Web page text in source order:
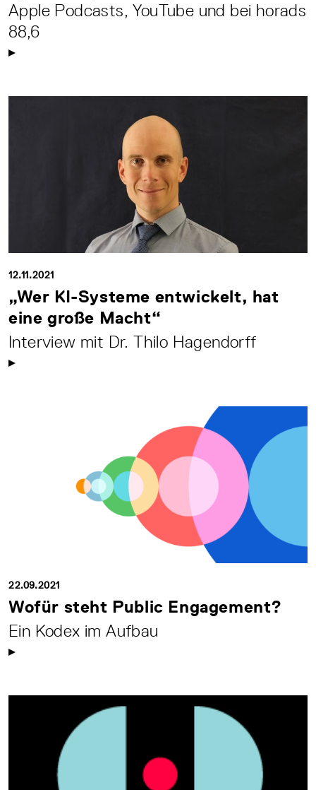
Apple Podcasts, YouTube und bei horads
88,6
12.11.2021
„Wer KI-Systeme entwickelt, hat
eine große Macht“
Interview mit Dr. Thilo Hagendorff
22.09.2021
Wofür steht Public Engagement?
Ein Kodex im Aufbau